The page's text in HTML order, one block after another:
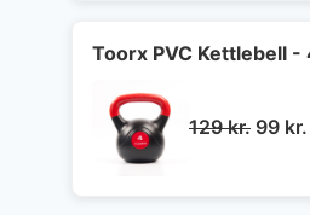
129
Toorx PVC Kettlebell -
129kr. Den
99 kr.